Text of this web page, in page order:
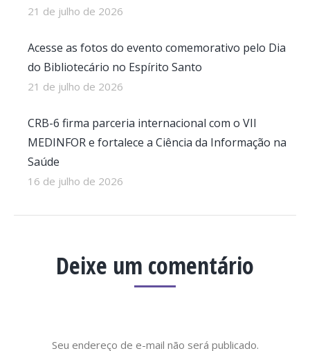
21 de julho de 2026
Acesse as fotos do evento comemorativo pelo Dia
do Bibliotecário no Espírito Santo
21 de julho de 2026
CRB-6 firma parceria internacional com o VII
MEDINFOR e fortalece a Ciência da Informação na
Saúde
16 de julho de 2026
Deixe um comentário
Seu endereço de e-mail não será publicado.